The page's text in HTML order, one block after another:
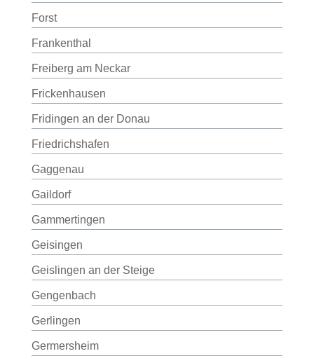
Forst
Frankenthal
Freiberg am Neckar
Frickenhausen
Fridingen an der Donau
Friedrichshafen
Gaggenau
Gaildorf
Gammertingen
Geisingen
Geislingen an der Steige
Gengenbach
Gerlingen
Germersheim